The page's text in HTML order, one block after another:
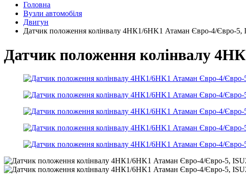
Головна
Вузли автомобіля
Двигун
Датчик положення колінвалу 4НК1/6HK1 Атаман Євро-4/Євро-
Датчик положення колінвалу